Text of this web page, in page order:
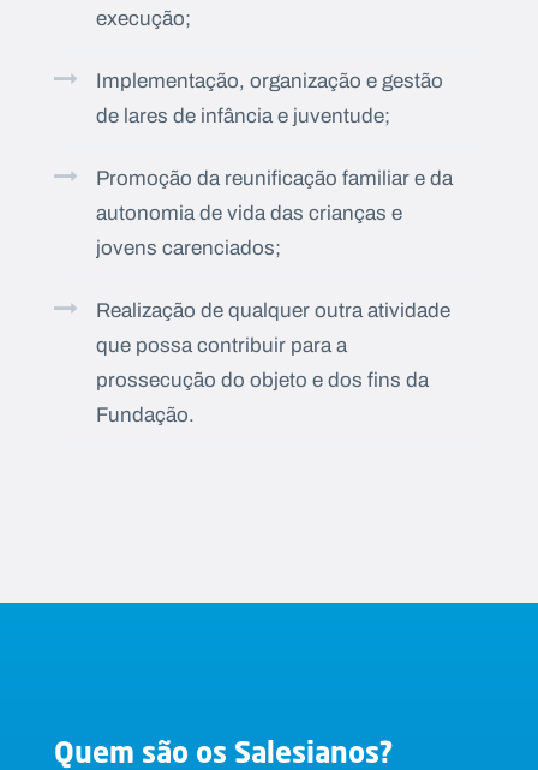
execução;
Implementação, organização e gestão
de lares de infância e juventude;
Promoção da reunificação familiar e da
autonomia de vida das crianças e
jovens carenciados;
Realização de qualquer outra atividade
que possa contribuir para a
prossecução do objeto e dos fins da
Fundação.
Quem são os Salesianos?